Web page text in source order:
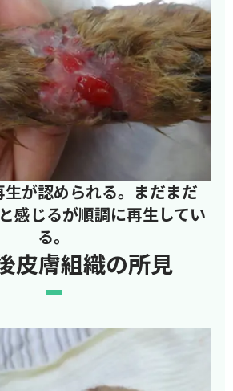
が認められる。まだまだ
感じるが順調に再生してい
る。
皮膚組織の所見